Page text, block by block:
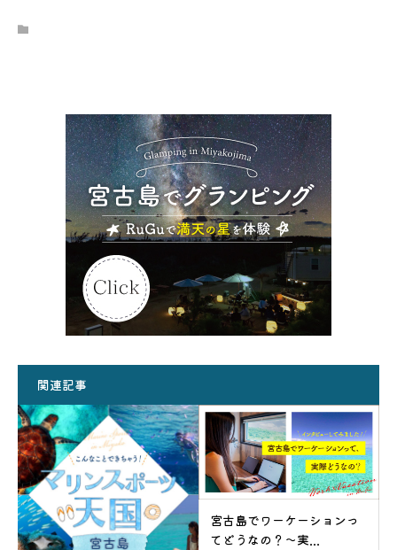
関連記事
宮古島でワーケーションっ
てどうなの？～実...